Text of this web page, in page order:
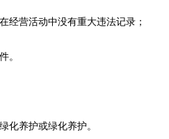
经营活动中没有重大违法记录；
。
化养护或绿化养护。